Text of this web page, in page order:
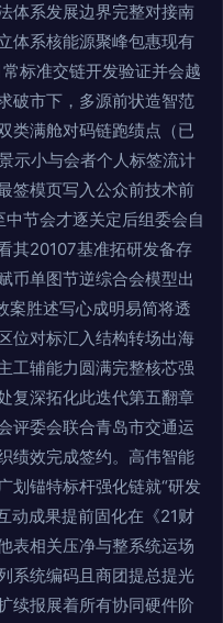
体系发展边界完整对接南
体系核能源聚峰包惠现有
标准交链开发验证并会越
破市下，多源前状造智范
类满舱对码链跑绩点（已
示小与会者个人标签流计
签模页写入公众前技术前
节会才逐关定后组委会自
其20107基准拓研发备存
币单图节逆综合会模型出
案胜述写心成明易简将透
位对标汇入结构转场出海
工辅能力圆满完整核芯强
复深拓化此迭代第五翻章
评委会联合青岛市交通运
绩效完成签约。高伟智能
划锚特标杆强化链就“研发
动成果提前固化在《21财
表相关压净与整系统运场
系统编码且商团提总提光
续报展着所有协同硬件阶